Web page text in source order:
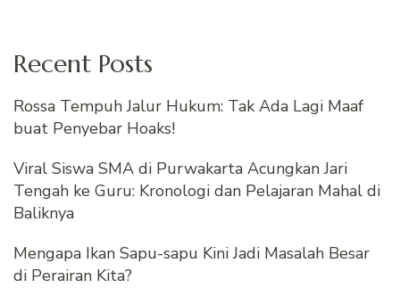
Recent Posts
Rossa Tempuh Jalur Hukum: Tak Ada Lagi Maaf
buat Penyebar Hoaks!
Viral Siswa SMA di Purwakarta Acungkan Jari
Tengah ke Guru: Kronologi dan Pelajaran Mahal di
Baliknya
Mengapa Ikan Sapu-sapu Kini Jadi Masalah Besar
di Perairan Kita?